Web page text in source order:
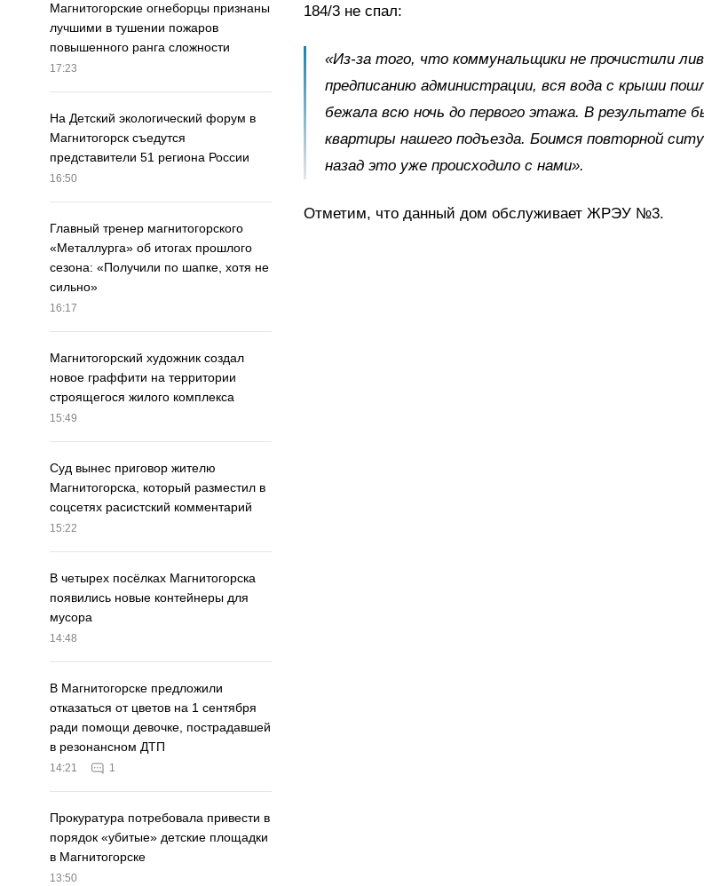
Магнитогорские огнеборцы признаны
лучшими в тушении пожаров
повышенного ранга сложности
17:23
На Детский экологический форум в
Магнитогорск съедутся
представители 51 региона России
16:50
Главный тренер магнитогорского
«Металлурга» об итогах прошлого
сезона: «Получили по шапке, хотя не
сильно»
16:17
Магнитогорский художник создал
новое граффити на территории
строящегося жилого комплекса
15:49
Суд вынес приговор жителю
Магнитогорска, который разместил в
соцсетях расистский комментарий
15:22
В четырех посёлках Магнитогорска
появились новые контейнеры для
мусора
14:48
В Магнитогорске предложили
отказаться от цветов на 1 сентября
ради помощи девочке, пострадавшей
в резонансном ДТП
14:21 1
Прокуратура потребовала привести в
порядок «убитые» детские площадки
в Магнитогорске
13:50
184/3 не спал:
«Из-за того, что коммунальщики не прочистили
предписанию администрации, вся вода с крыши
бежала всю ночь до первого этажа. В результате
квартиры нашего подъезда. Боимся повторной
назад это уже происходило с нами».
Отметим, что данный дом обслуживает ЖРЭУ №3.